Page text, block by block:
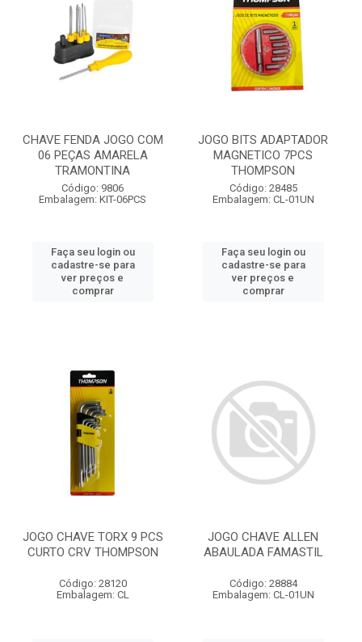
CHAVE FENDA JOGO COM
06 PEÇAS AMARELA
TRAMONTINA
Código: 9806
Embalagem: KIT-06PCS
Faça seu login ou
cadastre-se para
ver preços e
comprar
JOGO BITS ADAPTADOR
MAGNETICO 7PCS
THOMPSON
Código: 28485
Embalagem: CL-01UN
Faça seu login ou
cadastre-se para
ver preços e
comprar
JOGO CHAVE TORX 9 PCS
CURTO CRV THOMPSON
Código: 28120
Embalagem: CL
JOGO CHAVE ALLEN
ABAULADA FAMASTIL
Código: 28884
Embalagem: CL-01UN